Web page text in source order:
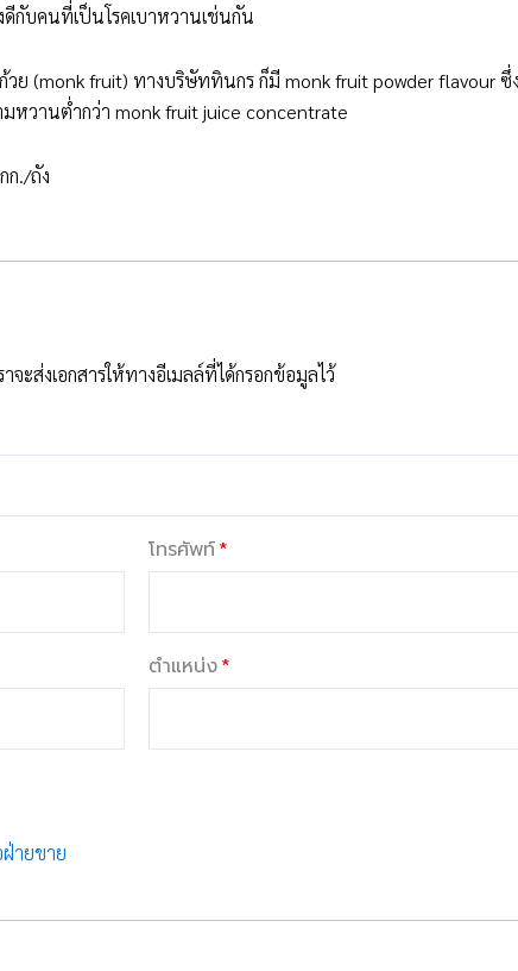
กับคนที่เป็นโรคเบาหวานเช่นกัน
ย (monk fruit) ทางบริษัททินกร ก็มี monk fruit powder flavour ซึ่
หวานต่ำกว่า monk fruit juice concentrate
ก./ถัง
ะส่งเอกสารให้ทางอีเมลล์ที่ได้กรอกข้อมูลไว้
โทรศัพท์
ตำแหน่ง
ายขาย